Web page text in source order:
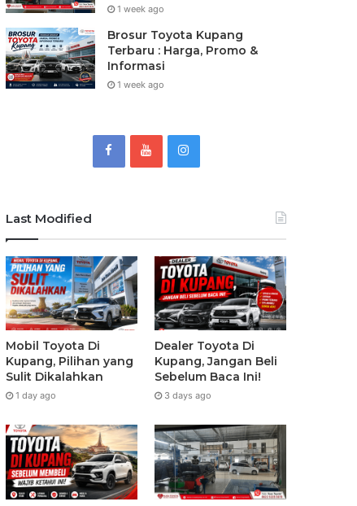
1 week ago
Brosur Toyota Kupang
Terbaru : Harga, Promo &
Informasi
1 week ago
Last Modified
Mobil Toyota Di
Kupang, Pilihan yang
Sulit Dikalahkan
1 day ago
Dealer Toyota Di
Kupang, Jangan Beli
Sebelum Baca Ini!
3 days ago